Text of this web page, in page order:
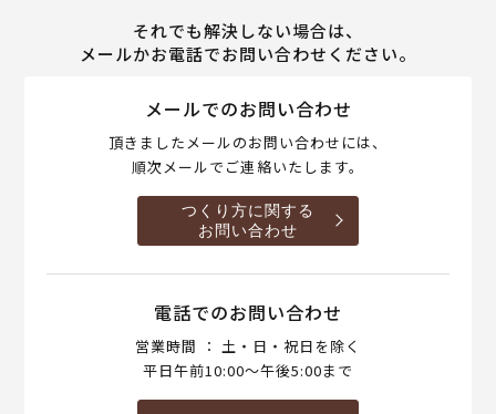
それでも解決しない場合は、
メールかお電話でお問い合わせください。
メールでのお問い合わせ
頂きましたメールのお問い合わせには、
順次メールでご連絡いたします。
つくり方に関する
お問い合わせ
電話でのお問い合わせ
営業時間 ： 土・日・祝日を除く
平日午前10:00～午後5:00まで